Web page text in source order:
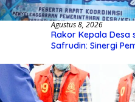
Agustus 8, 2026
Rakor Kepala Desa
Safrudin: Sinergi
Pembangunan Desa